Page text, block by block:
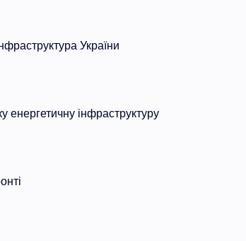
України
енергетичну інфраструктуру